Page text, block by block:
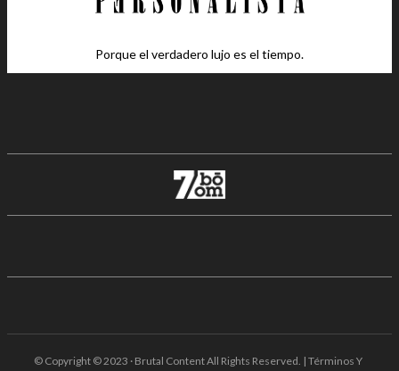
Porque el verdadero lujo es el tiempo.
© Copyright © 2023 · Brutal Content All Rights Reserved. | Términos Y